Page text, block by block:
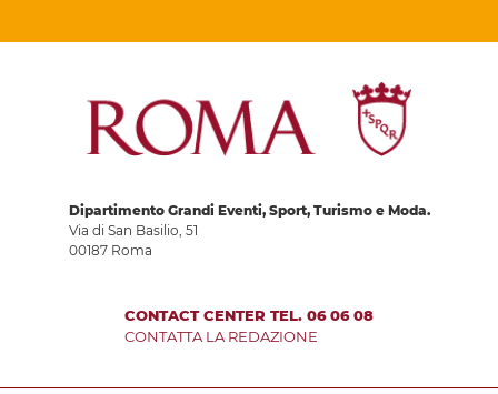
Dipartimento Grandi Eventi, Sport, Turismo e Moda.
Via di San Basilio, 51
00187 Roma
CONTACT CENTER TEL. 06 06 08
CONTATTA LA REDAZIONE